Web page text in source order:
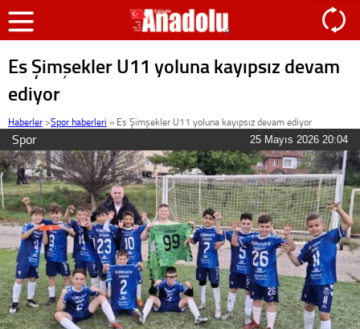
Es Şimşekler U11 yoluna kayıpsız devam
ediyor
Haberler >Spor haberleri » Es Şimşekler U11 yoluna kayıpsız devam ediyor
Spor 25 Mayıs 2026 20:04